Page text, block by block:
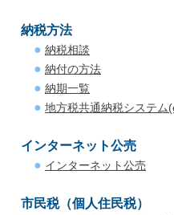
納税方法
納税相談
納付の方法
納期一覧
地方税共通納税システム
インターネット公売
インターネット公売
市民税（個人住民税）